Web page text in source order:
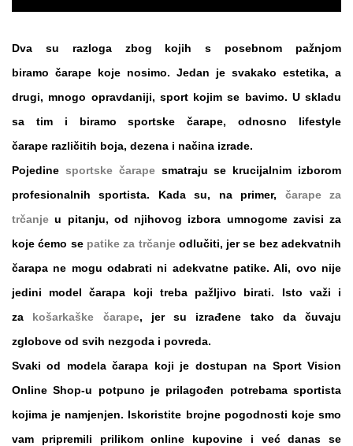
Dva su razloga zbog kojih s posebnom pažnjom
biramo čarape koje nosimo. Jedan je svakako estetika, a
drugi, mnogo opravdaniji, sportkojim se bavimo. U skladu
sa tim i biramosportske čarape, odnosno lifestyle
čarape različitih boja, dezena i načina izrade.
Pojedine sportske čarapesmatraju se krucijalnim izborom
profesionalnih sportista. Kada su, na primer, čarape za
trčanje u pitanju, od njihovog izbora umnogome zavisi za
koje ćemo se patike za trčanje odlučiti, jer se bez adekvatnih
čarapa ne mogu odabrati ni adekvatne patike. Ali, ovo nije
jedini model čarapa koji treba pažljivo birati. Isto važi i
za košarkaške čarape, jer su izrađene tako da čuvaju
zglobove od svih nezgoda i povreda.
Svaki od modela čarapa koji je dostupan na Sport Vision
Online Shop-u potpuno je prilagođen potrebama sportista
kojima je namjenjen. Iskoristite brojne pogodnosti koje smo
vam pripremili prilikomonline kupovine i već danas se